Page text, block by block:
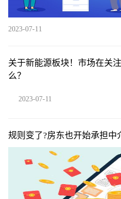
2023-07-11
关于新能源板块！市场在关
么？
2023-07-11
规则变了?房东也开始承担